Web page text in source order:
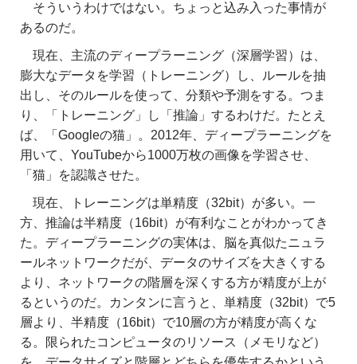
そういうわけではない。ちょっと込み入った事情が
あるのだ。
現在、主流のディープラーニング（深層学習）は、
膨大なデータを学習（トレーニング）し、ルールを抽
出し、そのルールを使って、分類や予測をする。つま
り、「トレーニング」し「推論」するわけだ。たとえ
ば、「Googleの猫」。2012年、ディープラーニングを
用いて、YouTubeから1000万枚の画像を学習させ、
「猫」を認識させた。
現在、トレーニングは単精度（32bit）が多い。一
方、推論は半精度（16bit）が有利なことがわかってき
た。ディープラーニングの実体は、脳を真似たニュラ
ールネットワークだが、データのサイズを大きくする
より、ネットワークの階層を深くする方が精度が上が
るというのだ。カンタンに言うと、単精度（32bit）で5
層より、半精度（16bit）で10層の方が精度が高くな
る。限られたコンピュータのリソース（メモリなど）